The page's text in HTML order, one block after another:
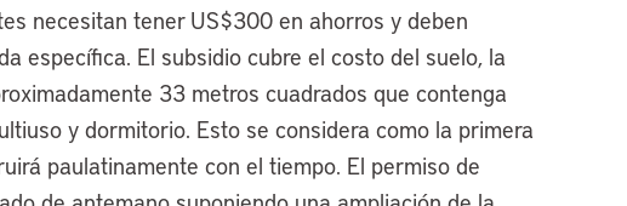
necesitan tener US$300 en ahorros y deben
específica. El subsidio cubre el costo del suelo, la
33 metros cuadrados que contenga
y dormitorio. Esto se considera como la primera
paulatinamente con el tiempo. El permiso de